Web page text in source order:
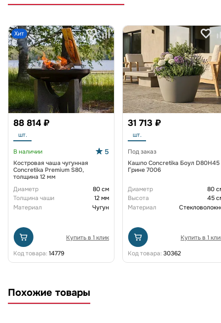
Хит
88 814 ₽
шт.
В наличии 5
Костровая чаша чугунная
Concretika Premium S80,
толщина 12 мм
Диаметр
80 см
Толщина чаши
12 мм
Материал
Чугун
Купить в 1 клик
Код товара: 14779
31 713 ₽
шт.
Под заказ
Кашпо Concretika Боул D80H45
Грине 7006
Диаметр
80
Высота
45
Материал
Купить в 1
Код товара: 30362
Похожие товары